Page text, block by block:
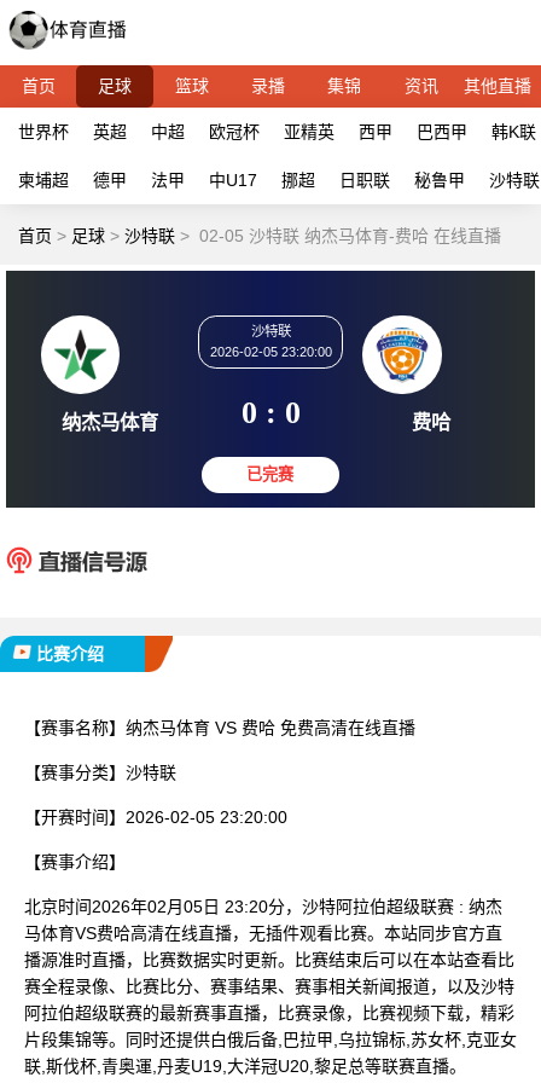
首页 足球 篮球 录播 集锦 资讯 其他直播
世界杯 英超 中超 欧冠杯 亚精英 西甲 巴西甲 韩K联
柬埔超 德甲 法甲 中U17 挪超 日职联 秘鲁甲 沙特联
首页 > 足球 > 沙特联 > 02-05 沙特联 纳杰马体育-费哈 在线直播
纳杰马体育
2026-02-05 23:20:00
0 : 0 费
比赛介绍
【赛事名称】 纳杰马体育 VS 费哈 免费高清在线直播
【赛事分类】 沙特联
【开赛时间】 2026-02-05 23:20:00
【赛事介绍】
北京时间2026年02月05日 23:20分，沙特阿拉伯超级联赛 : 纳杰
马体育VS费哈高清在线直播，无插件观看比赛。本站同步官方直
播源准时直播，比赛数据实时更新。比赛结束后可以在本站查看比
赛全程录像、比赛比分、赛事结果、赛事相关新闻报道，以及沙特
阿拉伯超级联赛的最新赛事直播，比赛录像，比赛视频下载，精彩
片段集锦等。同时还提供白俄后备,巴拉甲,乌拉锦标,苏女杯,克亚女
联,斯伐杯,青奥運,丹麦U19,大洋冠U20,黎足总等联赛直播。